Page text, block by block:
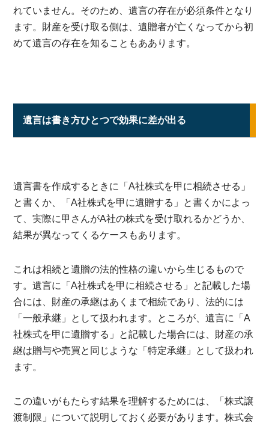
れていません。そのため、遺言の存在が必須条件となり
ます。財産を受け取る側は、遺贈者が亡くなってから初
めて遺言の存在を知ることもああります。
遺言は書き方ひとつで効果に差が出る
遺言書を作成するときに「A社株式を甲に相続させる」
と書くか、「A社株式を甲に遺贈する」と書くかによっ
て、実際に甲さんがA社の株式を受け取れるかどうか、
結果が異なってくるケースもあります。
これは相続と遺贈の法的性格の違いから生じるもので
す。遺言に「A社株式を甲に相続させる」と記載した場
合には、財産の承継はあくまで相続であり、法的には
「一般承継」として扱われます。ところが、遺言に「A
社株式を甲に遺贈する」と記載した場合には、財産の承
継は贈与や売買と同じような「特定承継」として扱われ
ます。
この違いがもたらす結果を理解するためには、「株式譲
渡制限」について説明しておく必要があります。株式会